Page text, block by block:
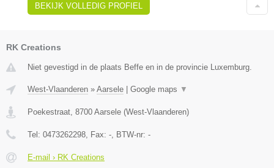
BEKIJK VOLLEDIG PROFIEL
RK Creations
Niet gevestigd in de plaats Beffe en in de provincie Luxemburg.
West-Vlaanderen » Aarsele Google maps ▼
Poekestraat, 8700 Aarsele (West-Vlaanderen)
Tel: 0473262298, Fax: -, BTW-nr: -
E-mail › RK Creations